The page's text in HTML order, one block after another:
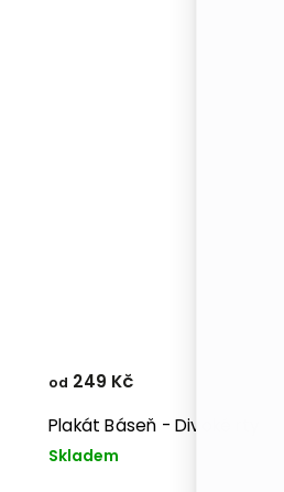
Plakát Báseň - Divoké rty
Skladem
od 249 Kč